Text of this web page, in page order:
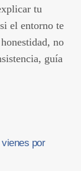
tu
el entorno te
no
guía
por